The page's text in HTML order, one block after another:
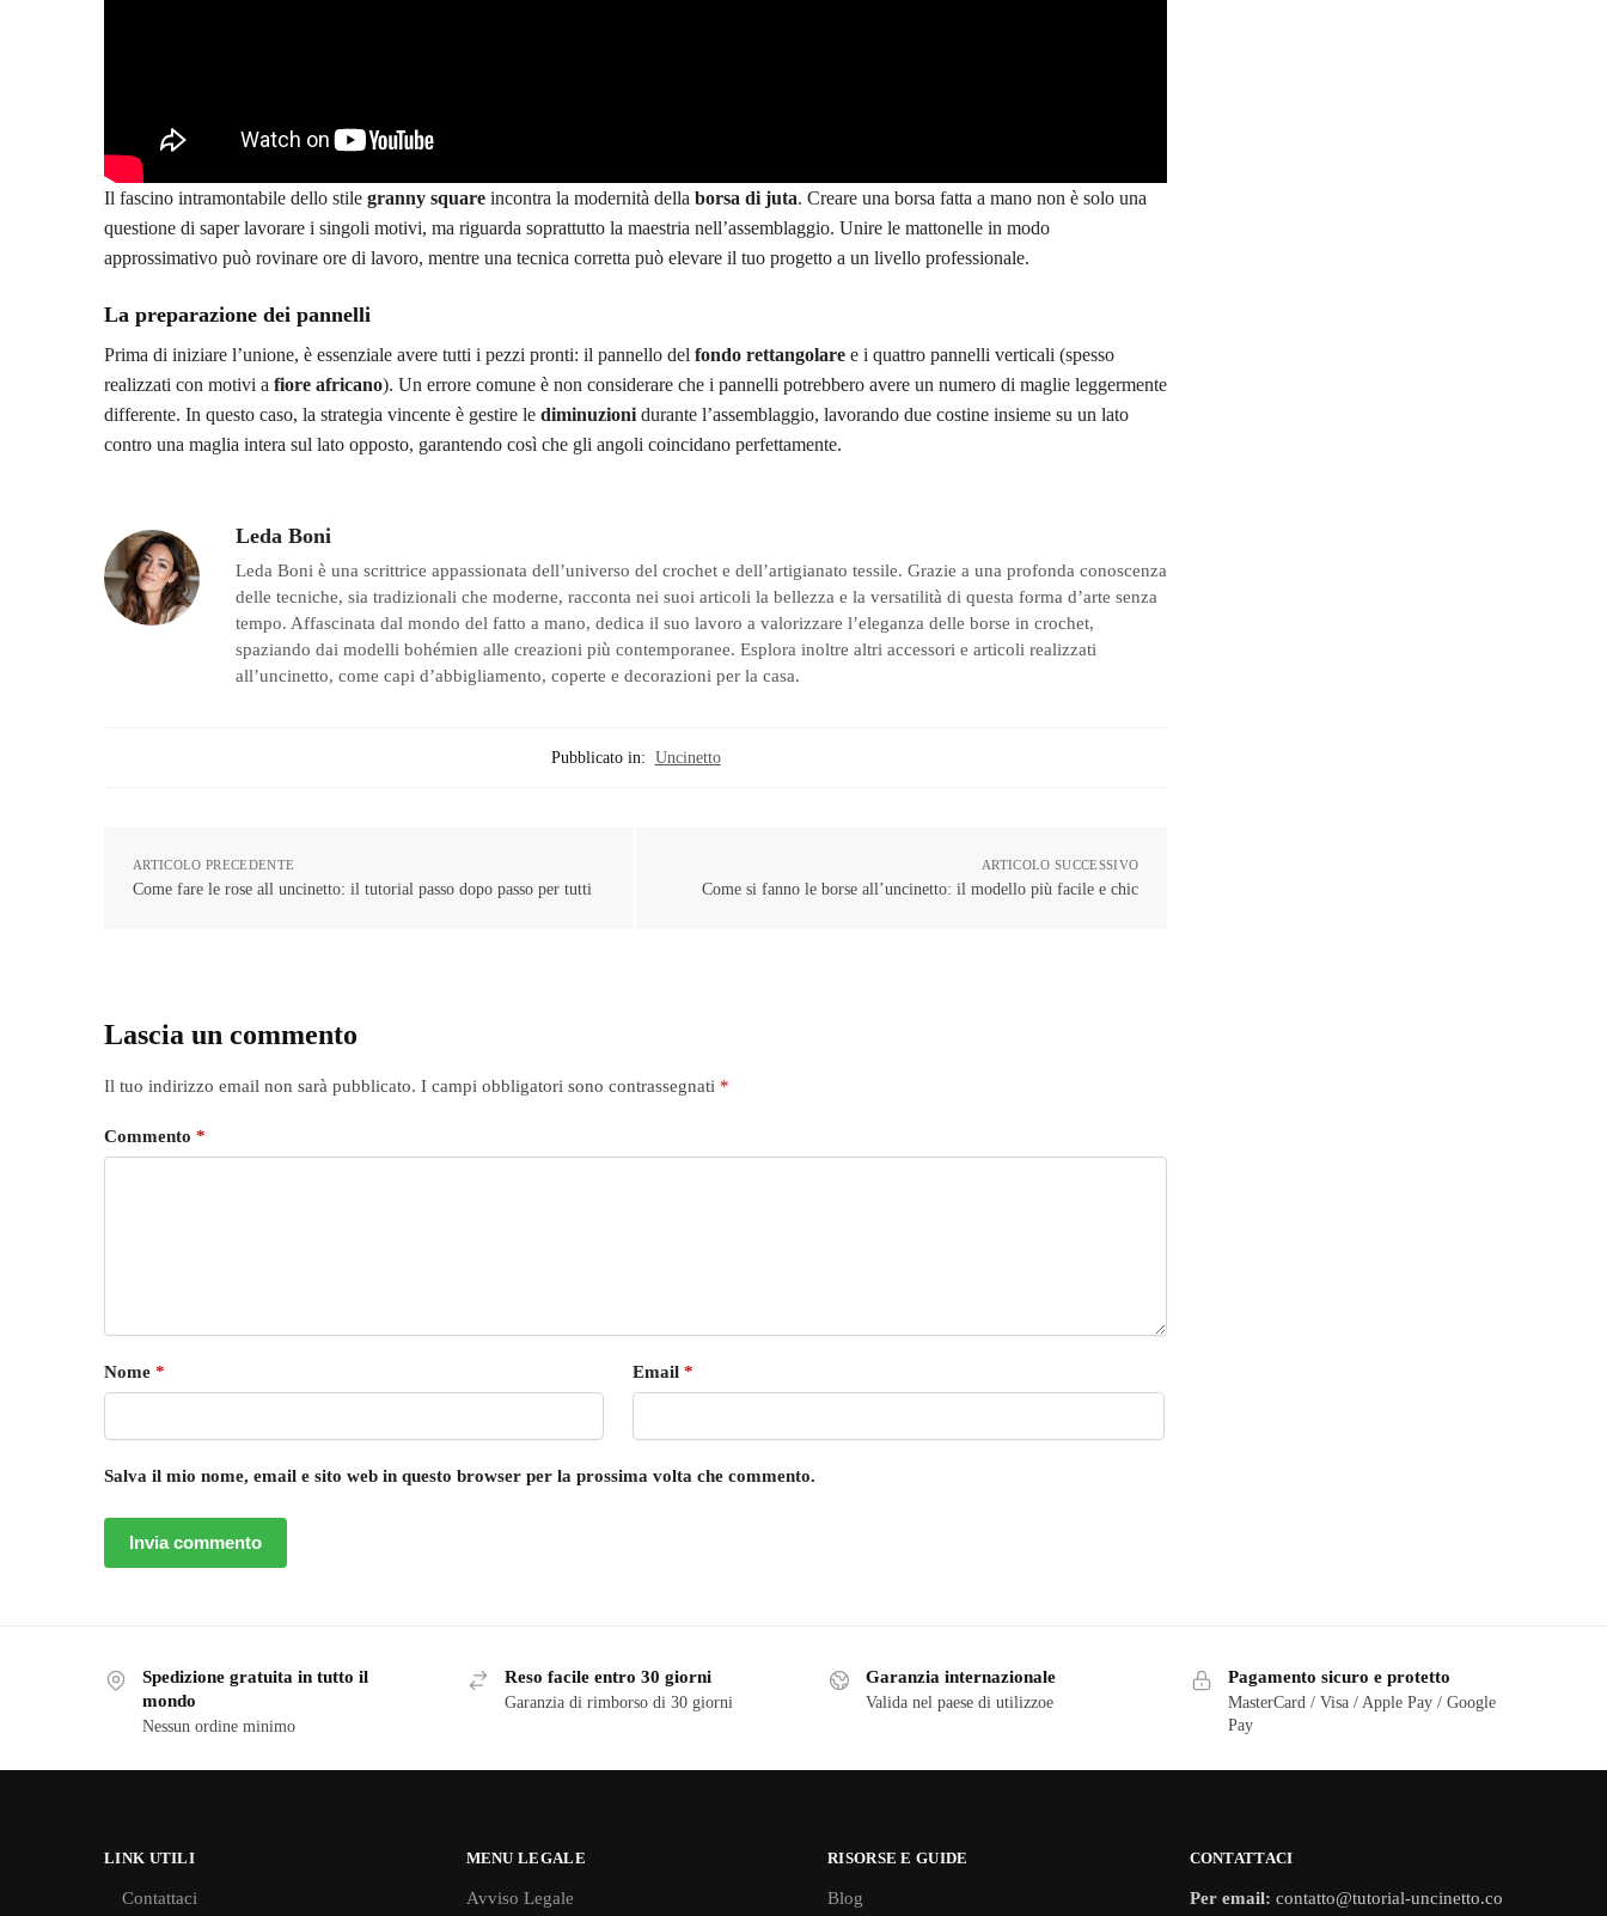
Il fascino intramontabile dello stile granny square incontra la modernità della borsa di juta. Creare una borsa fatta a mano non è solo una
questione di saper lavorare i singoli motivi, ma riguarda soprattutto la maestria nell’assemblaggio. Unire le mattonelle in modo
approssimativo può rovinare ore di lavoro, mentre una tecnica corretta può elevare il tuo progetto a un livello professionale.
La preparazione dei pannelli
Prima di iniziare l’unione, è essenziale avere tutti i pezzi pronti: il pannello del fondo rettangolare e i quattro pannelli verticali (spesso
realizzati con motivi a fiore africano). Un errore comune è non considerare che i pannelli potrebbero avere un numero di maglie leggermente
differente. In questo caso, la strategia vincente è gestire le diminuzioni durante l’assemblaggio, lavorando due costine insieme su un lato
contro una maglia intera sul lato opposto, garantendo così che gli angoli coincidano perfettamente.
Leda Boni
Leda Boni è una scrittrice appassionata dell’universo del crochet e dell’artigianato tessile. Grazie a una profonda conoscenza
delle tecniche, sia tradizionali che moderne, racconta nei suoi articoli la bellezza e la versatilità di questa forma d’arte senza
tempo. Affascinata dal mondo del fatto a mano, dedica il suo lavoro a valorizzare l’eleganza delle borse in crochet,
spaziando dai modelli bohémien alle creazioni più contemporanee. Esplora inoltre altri accessori e articoli realizzati
all’uncinetto, come capi d’abbigliamento, coperte e decorazioni per la casa.
Pubblicato in: Uncinetto
ARTICOLO PRECEDENTE
Come fare le rose all uncinetto: il tutorial passo dopo passo per tutti
ARTICOLO SUCCESSIVO
Come si fanno le borse all’uncinetto: il modello più facile e chic
Lascia un commento
Il tuo indirizzo email non sarà pubblicato. I campi obbligatori sono contrassegnati *
Commento *
Nome * Email *
Salva il mio nome, email e sito web in questo browser per la prossima volta che commento.
Spedizione gratuita in tutto il
mondo
Nessun ordine minimo
Reso facile entro 30 giorni
Garanzia di rimborso di 30 giorni
Garanzia internazionale
Valida nel paese di utilizzoe
Pagamento sicuro e protetto
MasterCard / Visa / Apple Pay / Google
Pay
LINK UTILI
Contattaci
MENU LEGALE
Avviso Legale
RISORSE E GUIDE
Blog
CONTATTACI
Per email: contatto@tutorial-uncinetto.co